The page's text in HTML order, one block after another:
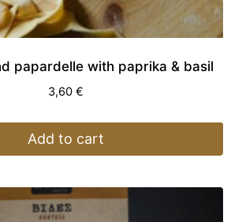
papardelle with paprika & basil
3,60 €
Add to cart